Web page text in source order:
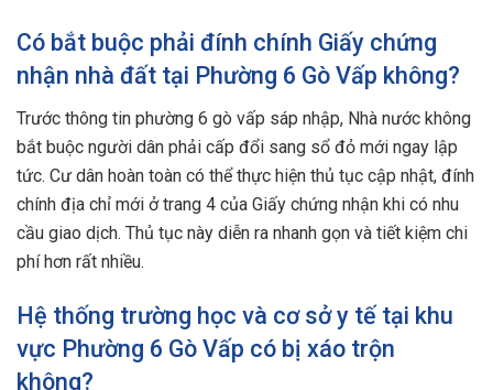
Có bắt buộc phải đính chính Giấy chứng
nhận nhà đất tại Phường 6 Gò Vấp không?
Trước thông tin phường 6 gò vấp sáp nhập, Nhà nước không
bắt buộc người dân phải cấp đổi sang sổ đỏ mới ngay lập
tức. Cư dân hoàn toàn có thể thực hiện thủ tục cập nhật, đính
chính địa chỉ mới ở trang 4 của Giấy chứng nhận khi có nhu
cầu giao dịch. Thủ tục này diễn ra nhanh gọn và tiết kiệm chi
phí hơn rất nhiều.
Hệ thống trường học và cơ sở y tế tại khu
vực Phường 6 Gò Vấp có bị xáo trộn
không?